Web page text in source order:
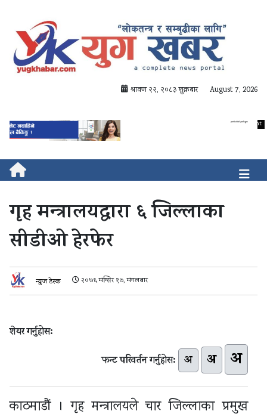
श्रावण २२, २०८३ शुक्रबार August 7, 2026
गृह मन्त्रालयद्वारा ६ जिल्लाका
सीडीओ हेरफेर
न्युज डेस्क २०७६ मंग्सिर १७, मंगलबार
शेयर गर्नुहोस:
फन्ट परिवर्तन गर्नुहोस: अ अ अ
काठमाडौं । गृह मन्त्रालयले चार जिल्लाका प्रमुख